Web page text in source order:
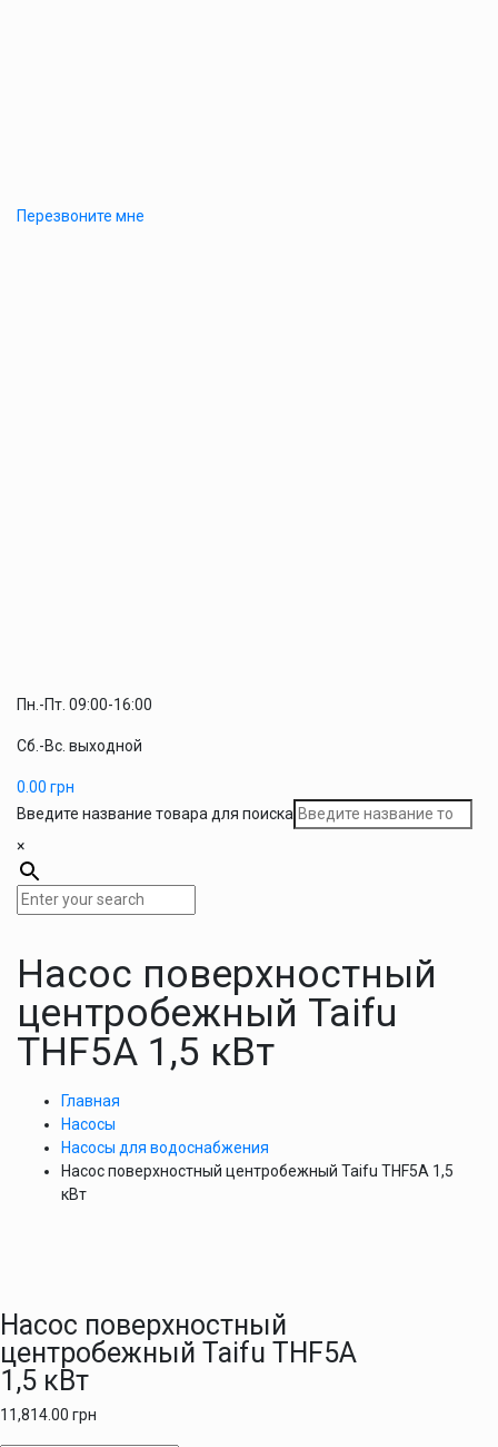
Перезвоните мне
Пн.-Пт. 09:00-16:00
Сб.-Вс. выходной
0.00 грн
Введите название товара для поиска
×
Насос поверхностный
центробежный Taifu
THF5A 1,5 кВт
Главная
Насосы
Насосы для водоснабжения
Насос поверхностный центробежный Taifu THF5A 1,5
кВт
Насос поверхностный
центробежный Taifu THF5A
1,5 кВт
11,814.00 грн